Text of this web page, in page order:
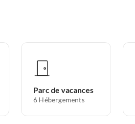
Parc de vacances
6 Hébergements